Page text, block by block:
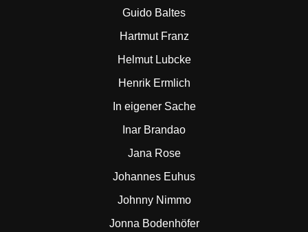
Guido Baltes
Hartmut Franz
Helmut Lubcke
Henrik Ermlich
In eigener Sache
Inar Brandao
Jana Rose
Johannes Euhus
Johnny Nimmo
Jonna Bodenhöfer